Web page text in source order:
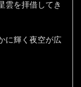
雲を拝借してき
に輝く夜空が広